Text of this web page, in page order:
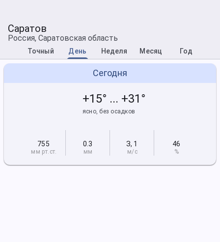
Саратов
Россия, Саратовская область
Точный День Неделя Месяц Год
Сегодня
+15° ... +31°
ясно, без осадков
755
мм рт.ст.
0.3
мм
З, 1
м/с
46
%